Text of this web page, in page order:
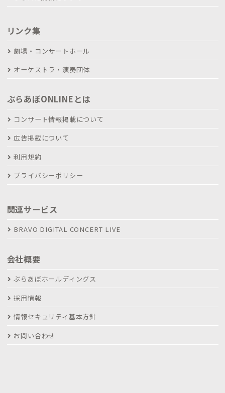
リンク集
劇場・コンサートホール
オーケストラ・演奏団体
ぶらあぼONLINEとは
コンサート情報掲載について
広告掲載について
利用規約
プライバシーポリシー
関連サービス
BRAVO DIGITAL CONCERT LIVE
会社概要
ぶらあぼホールディングス
採用情報
情報セキュリティ基本方針
お問い合わせ